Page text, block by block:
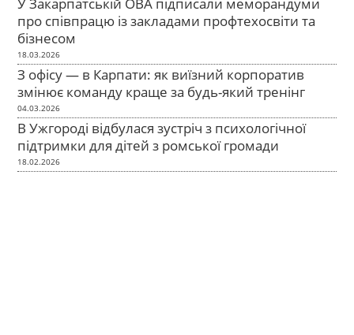
про співпрацю із закладами профтехосвіти та
бізнесом
18.03.2026
З офісу — в Карпати: як виїзний корпоратив
змінює команду краще за будь-який тренінг
04.03.2026
В Ужгороді відбулася зустріч з психологічної
підтримки для дітей з ромської громади
18.02.2026